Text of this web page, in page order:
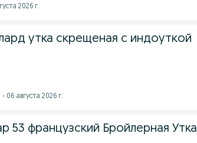
2026 г.
утка скрещеная с индоуткой
06 августа 2026 г.
53 французский Бройлерная Утка